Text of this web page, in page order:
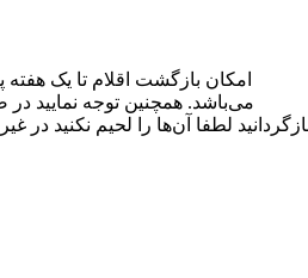
امکان بازگشت اقلام تا یک هفته
می‌باشد. همچنین توجه نمایید در